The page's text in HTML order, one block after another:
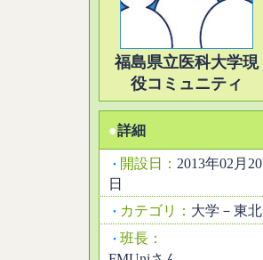
福島県立医科大学現
役コミュニティ
●詳細
・ 開設日： 2013年02月20
日
・ カテゴリ： 大学－東北
・ 班長：